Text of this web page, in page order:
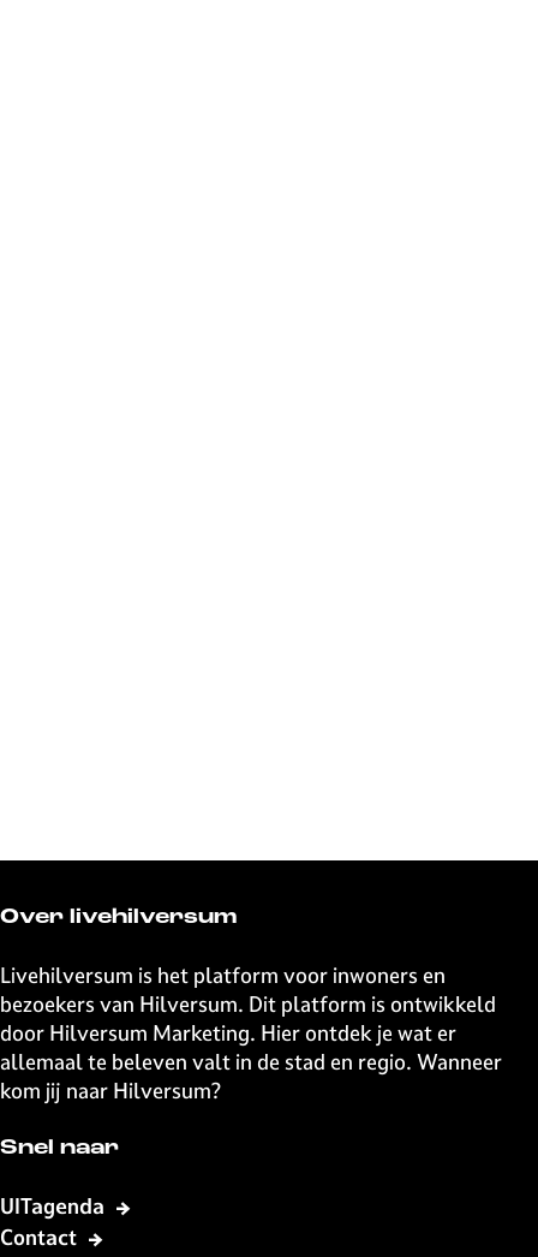
Over livehilversum
Livehilversum is het platform voor inwoners en
bezoekers van Hilversum. Dit platform is ontwikkeld
door Hilversum Marketing. Hier ontdek je wat er
allemaal te beleven valt in de stad en regio. Wanneer
kom jij naar Hilversum?
Snel naar
UITagenda
Contact